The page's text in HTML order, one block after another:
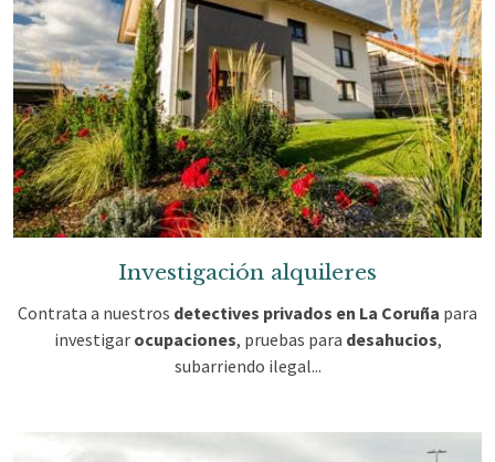
Investigación alquileres
Contrata a nuestros detectives privados en La Coruña para
investigar ocupaciones, pruebas para desahucios,
subarriendo ilegal...